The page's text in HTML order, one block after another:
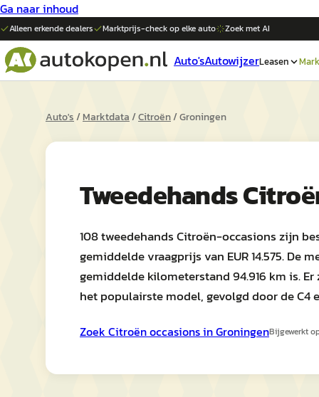
Ga naar inhoud
Alleen erkende dealers Marktprijs-check op elkeauto Zoek met AI
Auto'sAutowijzerLeasen
Auto's/Marktdata/Citroën/Groningen
Tweedehands
108 tweedehands Citroën-occasions zijn
gemiddelde vraagprijs van EUR 14.575. De
gemiddelde kilometerstand 94.916 km is.
het populairste model, gevolgd door de C4
Zoek Citroënoccasions inGroningenBijgewerkt